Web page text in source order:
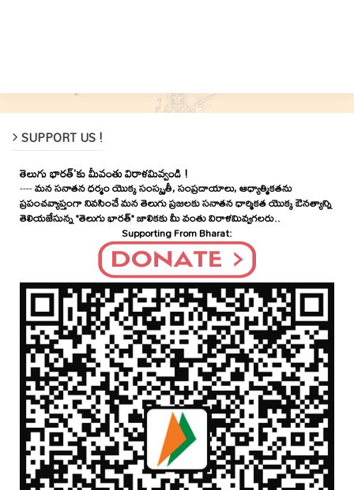
SUPPORT US !
తెలుగు భారత్'కు మీవంతు విరాళమివ్వండి !
----మన సనాతన ధర్మం యొక్క సంస్కృతీ, సంప్రదాయాలు, ఆధ్యాత్మికతను
ప్రపంచవ్యాప్తంగా నివసించే మన తెలుగు ప్రజలకు సనాతన ధార్మికత యొక్క ఔనత్యాన్ని
తెలియజేసున్న "తెలుగు భారత్" జాలికకు మీ వంతు విరాళమివ్వగలరు..
Supporting From Bharat: